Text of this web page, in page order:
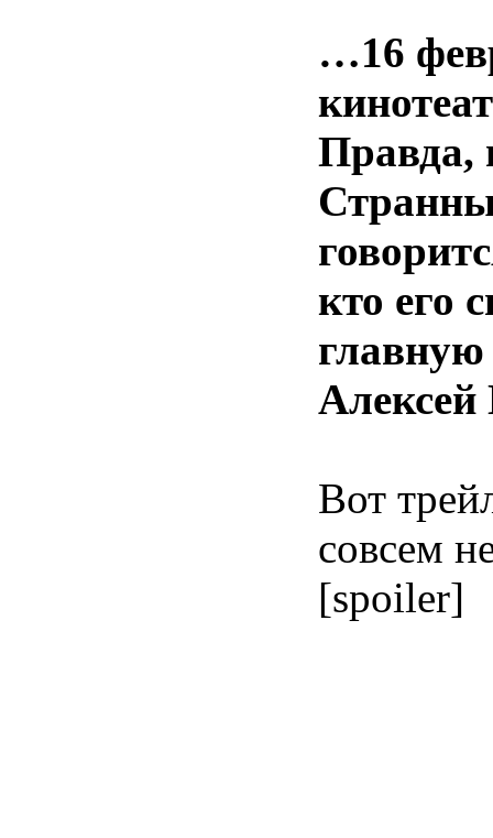
…16
Правда,
кто его
главную
Алексей
Вот
совсем
[spoiler]